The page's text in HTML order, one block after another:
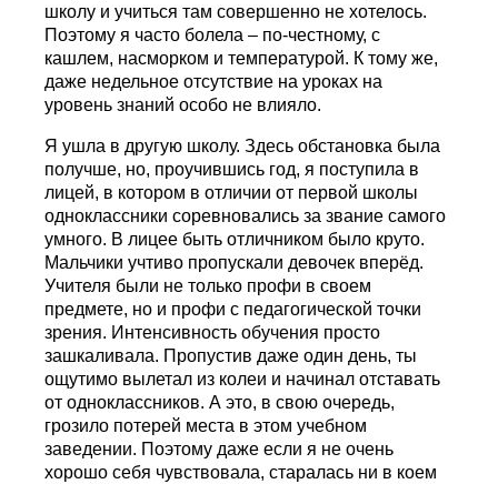
школу и учиться там совершенно не хотелось.
Поэтому я часто болела – по-честному, с
кашлем, насморком и температурой. К тому же,
даже недельное отсутствие на уроках на
уровень знаний особо не влияло.
Я ушла в другую школу. Здесь обстановка была
получше, но, проучившись год, я поступила в
лицей, в котором в отличии от первой школы
одноклассники соревновались за звание самого
умного. В лицее быть отличником было круто.
Мальчики учтиво пропускали девочек вперёд.
Учителя были не только профи в своем
предмете, но и профи с педагогической точки
зрения. Интенсивность обучения просто
зашкаливала. Пропустив даже один день, ты
ощутимо вылетал из колеи и начинал отставать
от одноклассников. А это, в свою очередь,
грозило потерей места в этом учебном
заведении. Поэтому даже если я не очень
хорошо себя чувствовала, старалась ни в коем